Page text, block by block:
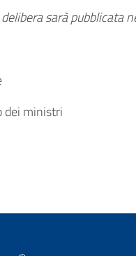
sarà pubblicata
dei ministri